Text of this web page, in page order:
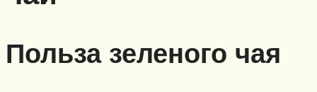
Польза зеленого чая